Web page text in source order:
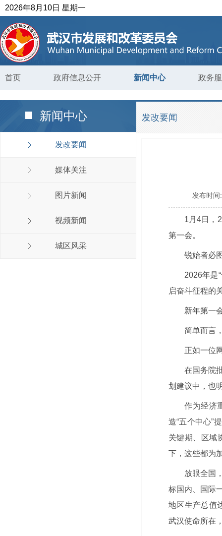
2026年8月10日 星期一
首页 政府信息公开 新闻中心 政务
新闻中心
发改要闻
媒体关注
图片新闻
视频新闻
城区风采
发改要闻
发布时
1月4日，
第一会。
锐始者必
2026年是
启奋斗征程的
新年第一
简单而言
正如一位
在国务院
划建议中，也
作为经济
造“五个中心”
关键期、区域
下，这些都为
放眼全国
标国内、国际
地区生产总值
武汉使命所在